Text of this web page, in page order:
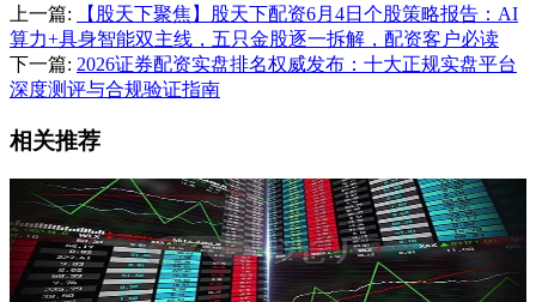
上一篇:
【股天下聚焦】股天下配资6月4日个股策略报告：AI
算力+具身智能双主线，五只金股逐一拆解，配资客户必读
下一篇: 2026证券配资实盘排名权威发布：十大正规实盘平台
深度测评与合规验证指南
相关推荐